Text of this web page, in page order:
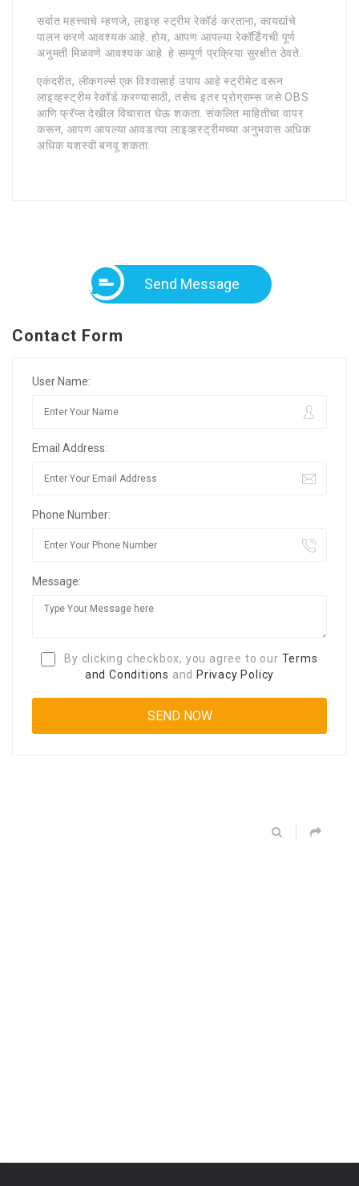
सर्वात महत्त्वाचे म्हणजे, लाइव्ह स्ट्रीम रेकॉर्ड करताना, कायद्यांचे
पालन करणे आवश्यक आहे. होय, आपण आपल्या रेकॉर्डिंगची पूर्ण
अनुमती मिळवणे आवश्यक आहे. हे सम्पूर्ण प्रक्रिया सुरक्षीत ठेवते.
एकंदरीत, लीकगर्ल्स एक विश्वासार्ह उपाय आहे स्ट्रीमेट वरून
लाइव्हस्ट्रीम रेकॉर्ड करण्यासाठी, तसेच इतर प्रोग्राम्स जसे OBS
आणि फ्रॅप्स देखील विचारात घेऊ शकता. संकलित माहितीचा वापर
करून, आपण आपल्या आवडत्या लाइव्हस्ट्रीमच्या अनुभवास अधिक
अधिक यशस्वी बनवू शकता.
Send Message
Contact Form
User Name:
Email Address:
Phone Number:
Message:
By clicking checkbox, you agree to our Terms
and Conditions and Privacy Policy